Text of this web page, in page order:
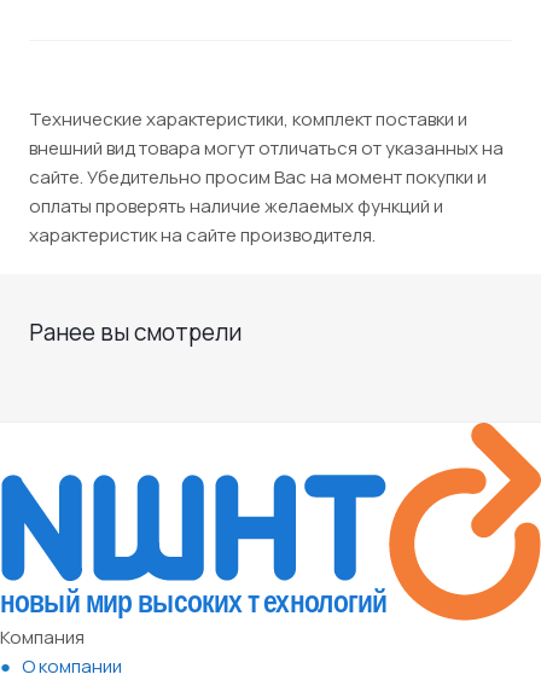
Технические характеристики, комплект поставки и
внешний вид товара могут отличаться от указанных на
сайте. Убедительно просим Вас на момент покупки и
оплаты проверять наличие желаемых функций и
характеристик на сайте производителя.
Ранее вы смотрели
Компания
О компании